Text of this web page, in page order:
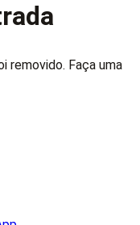
removido. Faça uma